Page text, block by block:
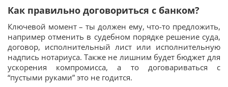
Как правильно договориться с банком?
Ключевой момент – ты должен ему, что-то предложить,
например отменить в судебном порядке решение суда,
договор, исполнительный лист или исполнительную
надпись нотариуса. Также не лишним будет бюджет для
ускорения компромисса, а то договариваться с
“пустыми руками” это не годится.